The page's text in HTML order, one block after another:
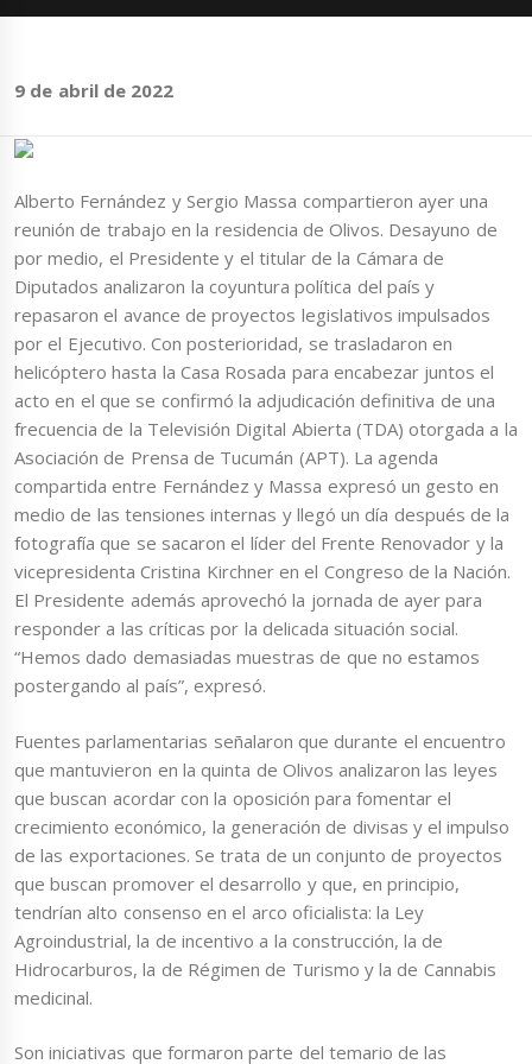
9 de abril de 2022
Alberto Fernández y Sergio Massa compartieron ayer una
reunión de trabajo en la residencia de Olivos. Desayuno de
por medio, el Presidente y el titular de la Cámara de
Diputados analizaron la coyuntura política del país y
repasaron el avance de proyectos legislativos impulsados
por el Ejecutivo. Con posterioridad, se trasladaron en
helicóptero hasta la Casa Rosada para encabezar juntos el
acto en el que se confirmó la adjudicación definitiva de una
frecuencia de la Televisión Digital Abierta (TDA) otorgada a la
Asociación de Prensa de Tucumán (APT). La agenda
compartida entre Fernández y Massa expresó un gesto en
medio de las tensiones internas y llegó un día después de la
fotografía que se sacaron el líder del Frente Renovador y la
vicepresidenta Cristina Kirchner en el Congreso de la Nación.
El Presidente además aprovechó la jornada de ayer para
responder a las críticas por la delicada situación social.
“Hemos dado demasiadas muestras de que no estamos
postergando al país”, expresó.
Fuentes parlamentarias señalaron que durante el encuentro
que mantuvieron en la quinta de Olivos analizaron las leyes
que buscan acordar con la oposición para fomentar el
crecimiento económico, la generación de divisas y el impulso
de las exportaciones. Se trata de un conjunto de proyectos
que buscan promover el desarrollo y que, en principio,
tendrían alto consenso en el arco oficialista: la Ley
Agroindustrial, la de incentivo a la construcción, la de
Hidrocarburos, la de Régimen de Turismo y la de Cannabis
medicinal.
Son iniciativas que formaron parte del temario de las